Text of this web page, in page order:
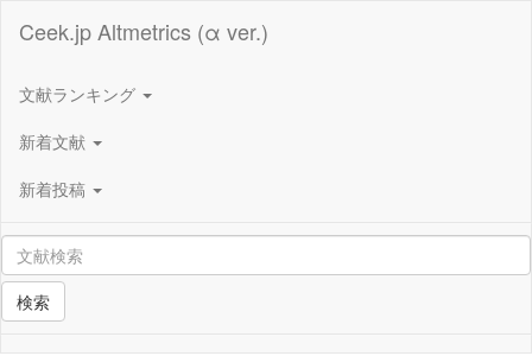
Ceek.jp Altmetrics (α ver.)
文献ランキング
新着文献
新着投稿
検索